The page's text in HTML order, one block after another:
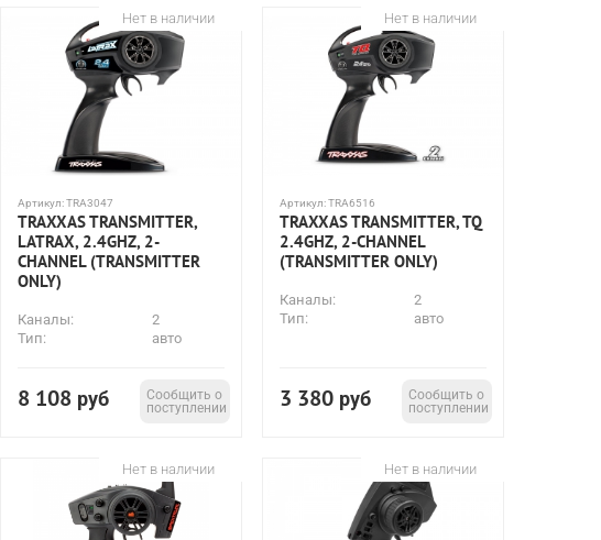
Нет в наличии
Артикул:TRA3047
TRAXXAS TRANSMITTER,
LATRAX, 2.4GHZ, 2-
CHANNEL (TRANSMITTER
ONLY)
Каналы:
2
Тип:
авто
8 108 руб
Сообщить о
поступлении
Нет в наличии
Артикул:TRA6516
TRAXXAS TRANSMITTER, TQ
2.4GHZ, 2-CHANNEL
(TRANSMITTER ONLY)
Каналы:
2
Тип:
авто
3 380 руб
Сообщить о
поступлении
Нет в наличии Нет в наличии